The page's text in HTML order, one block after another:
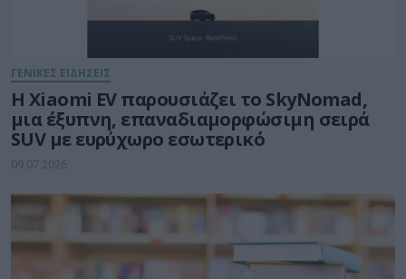
ΓΕΝΙΚΕΣ ΕΙΔΗΣΕΙΣ
Η Xiaomi EV παρουσιάζει το SkyNomad,
μια έξυπνη, επαναδιαμορφώσιμη σειρά
SUV με ευρύχωρο εσωτερικό
09.07.2026